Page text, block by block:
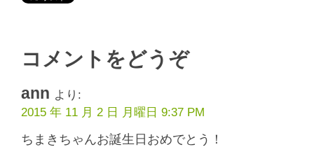
コメントをどうぞ
ann より:
2015 年 11 月 2 日 月曜日 9:37 PM
ちまきちゃんお誕生日おめでとう！